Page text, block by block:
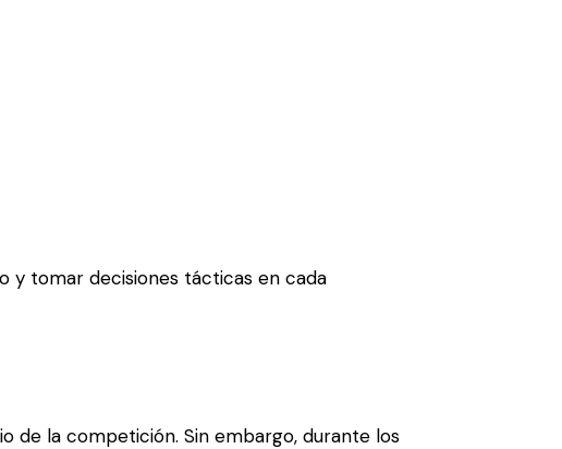
y tomar decisiones tácticas en cada
de la competición. Sin embargo, durante los